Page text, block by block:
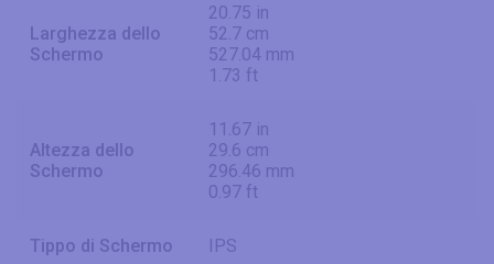
Larghezza dello
Schermo
20.75 in
52.7 cm
527.04 mm
1.73 ft
Altezza dello
Schermo
11.67 in
29.6 cm
296.46 mm
0.97 ft
Tippo di Schermo IPS